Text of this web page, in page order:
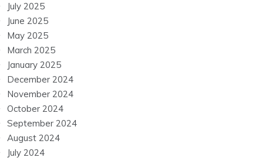
July 2025
June 2025
May 2025
March 2025
January 2025
December 2024
November 2024
October 2024
September 2024
August 2024
July 2024